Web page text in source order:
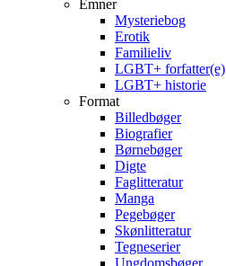
Emner
Mysteriebog
Erotik
Familieliv
LGBT+ forfatter(e)
LGBT+ historie
Format
Billedbøger
Biografier
Børnebøger
Digte
Faglitteratur
Manga
Pegebøger
Skønlitteratur
Tegneserier